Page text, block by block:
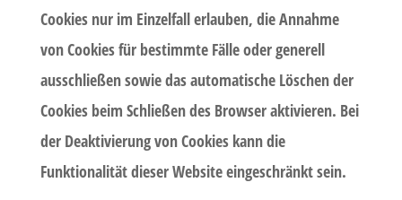
Cookies nur im Einzelfall erlauben, die Annahme
von Cookies für bestimmte Fälle oder generell
ausschließen sowie das automatische Löschen der
Cookies beim Schließen des Browser aktivieren. Bei
der Deaktivierung von Cookies kann die
Funktionalität dieser Website eingeschränkt sein.